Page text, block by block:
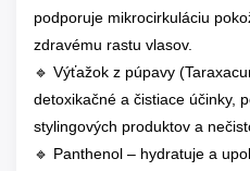
podporuje mikrocirkuláciu
zdravému rastu vlasov.
🔹 Výťažok z púpavy
detoxikačné a čistiace účinky,
stylingových produktov a
🔹 Panthenol – hydratuje a